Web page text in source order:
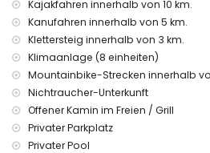
Rauchen nicht erlaubt
Die Unterkunft ist sehr geeignet
Einrichtungen und
enthalten
Internet (Glasfaser)
Staubsauger und Bügeleisen mit
Bettwäsche und Handtücher
Kajakfahren innerhalb von 10 km.
Kanufahren innerhalb von 5 km.
Klettersteig innerhalb von 3 km.
Klimaanlage (8 einheiten)
Mountainbike-Strecken innerhalb
Nichtraucher-Unterkunft
Offener Kamin im Freien / Grill
Privater Parkplatz
Privater Pool